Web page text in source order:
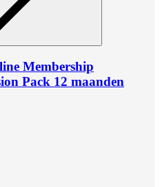
Membership
Pack 12 maanden